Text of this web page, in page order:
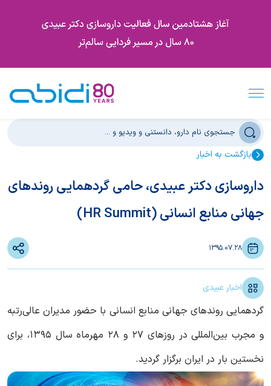
بازگشت به اخبار
داروسازی دکتر عبیدی، حامی گردهمایی روندهای
جهانی منابع انسانی (HR Summit)
1395.07.28
اخبار عبیدی
گردهمایی روندهای جهانی منابع انسانی با حضور مدیران عالی‌رتبه
و مجرب بین‌المللی در روزهای ۲۷ و ۲۸ مهرماه سال ۱۳۹۵، برای
نخستین بار در ایران برگزار گردید.